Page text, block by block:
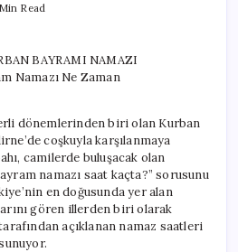
Read
SAATİ
2026:
Zaman
Kılınacak?
için
dönemlerinden biri olan Kurban
coşkuyla karşılanmaya
camilerde buluşacak olan
namazı saat kaçta?” sorusunu
en doğusunda yer alan
gören illerden biri olarak
açıklanan namaz saatleri